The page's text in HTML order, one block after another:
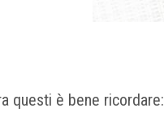
questi è bene ricordare: